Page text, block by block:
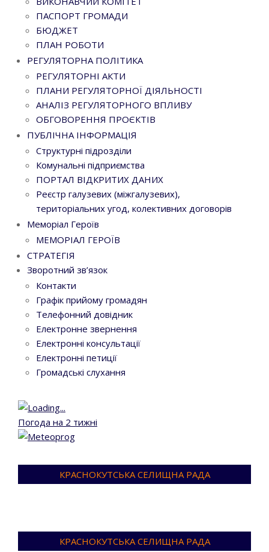
ПАСПОРТ ГРОМАДИ
БЮДЖЕТ
ПЛАН РОБОТИ
РЕГУЛЯТОРНА ПОЛІТИКА
РЕГУЛЯТОРНІ АКТИ
ПЛАНИ РЕГУЛЯТОРНОЇ ДІЯЛЬНОСТІ
АНАЛІЗ РЕГУЛЯТОРНОГО ВПЛИВУ
ОБГОВОРЕННЯ ПРОЄКТІВ
ПУБЛІЧНА ІНФОРМАЦІЯ
Структурні підрозділи
Комунальні підприємства
ПОРТАЛ ВІДКРИТИХ ДАНИХ
Реєстр галузевих (міжгалузевих),
територіальних угод, колективних договорів
Меморіал Героїв
МЕМОРІАЛ ГЕРОЇВ
СТРАТЕГІЯ
Зворотний зв’язок
Контакти
Графік прийому громадян
Телефонний довідник
Електронне звернення
Електронні консультації
Електронні петиції
Громадські слухання
Погода на 2 тижні
КРАСНОКУТСЬКА СЕЛИЩНА РАДА
КРАСНОКУТСЬКА СЕЛИЩНА РАДА